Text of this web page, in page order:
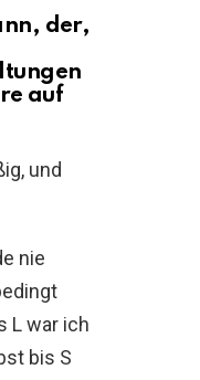
der,
auf
und
nie
L war ich
bis S